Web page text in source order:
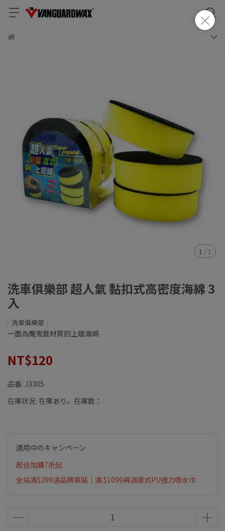
1 / 1
洗車俱樂部 超人氣 黏扣式高密度海綿 3
入
洗車俱樂部
一面為魔鬼氈材質的上蠟海綿
NT$120
品番: J3305
在庫状況: 在庫あり。在庫数：
適用中のキャンペーン
超值加購7折起
全站滿$299送品牌車貼｜滿 $1099再送德式PU強力吸水巾